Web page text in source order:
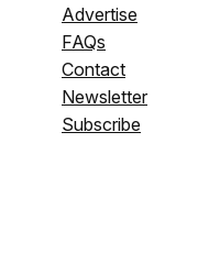
Advertise
FAQs
Contact
Newsletter
Subscribe